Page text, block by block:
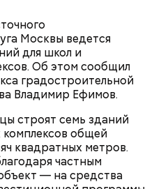
Москвы ведется
для школ и
Об этом сообщил
градостроительной
Владимир Ефимов.
строят семь зданий
комплексов общей
квадратных метров.
частным
— на средства
появятся в
кварталов.
нагрузка на
обучение
условиях, появятся
строительства
городу.
ЕФИМОВ